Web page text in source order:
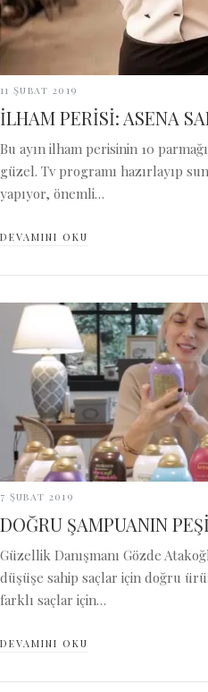
11 Şubat 2019
İLHAM PERİSİ: ASENA
Bu ayın ilham perisinin 10
güzel. Tv programı hazırlayıp
yapıyor, önemli…
DEVAMINI OKU
7 Şubat 2019
DOĞRU ŞAMPUANIN
Güzellik Danışmanı Gözde
düşüşe sahip saçlar için doğru
farklı saçlar için…
DEVAMINI OKU